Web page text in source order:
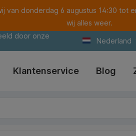
van donderdag 6 augustus 14:30
wij alles weer.
door onze
Nederland
Klantenservice Blog